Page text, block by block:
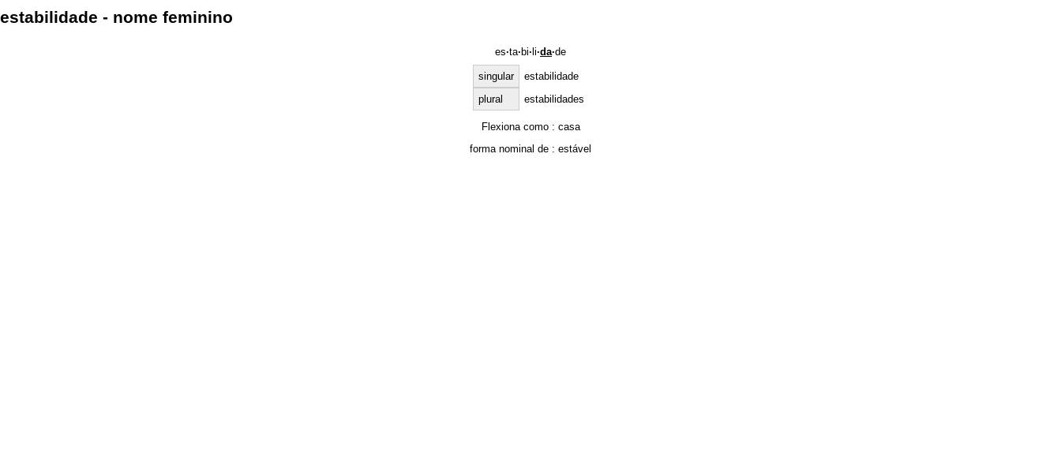
estabilidade - nome feminino
es·ta· bi· li·da·de
singular
estabilidade
plural
estabilidades
Flexiona como : casa
forma nominal de : estável